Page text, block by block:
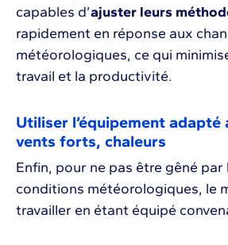
capables d’ajuster leurs
rapidement en réponse aux
météorologiques, ce qui
travail et la productivité.
Utiliser l’équipement adapté
vents forts, chaleurs
Enfin, pour ne pas être gêné par
conditions météorologiques, le
travailler en étant équipé